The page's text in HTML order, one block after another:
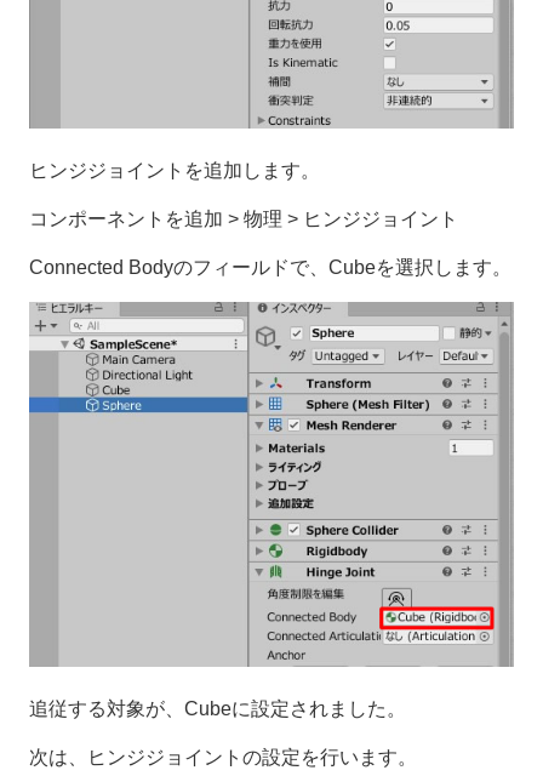
ヒンジジョイントを追加します。
コンポーネントを追加 > 物理 > ヒンジジョイント
Connected Bodyのフィールドで、Cubeを選択します。
追従する対象が、Cubeに設定されました。
次は、ヒンジジョイントの設定を行います。